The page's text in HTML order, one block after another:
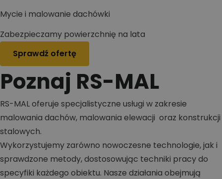
Mycie i malowanie dachówki
Zabezpieczamy powierzchnię na lata
Sprawdź ofertę
Poznaj RS-MAL
RS-MAL oferuje specjalistyczne usługi w zakresie
malowania dachów, malowania elewacji oraz konstrukcji
stalowych.
Wykorzystujemy zarówno nowoczesne technologie, jak i
sprawdzone metody, dostosowując techniki pracy do
specyfiki każdego obiektu. Nasze działania obejmują